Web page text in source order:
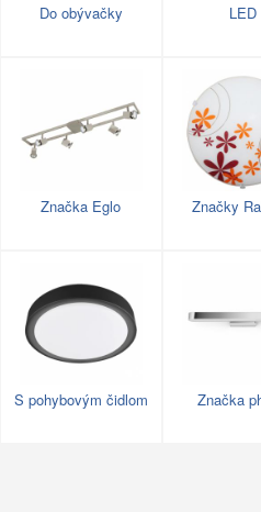
Do obývačky LED
Značka Eglo Značky
S pohybovým čidlom Značka